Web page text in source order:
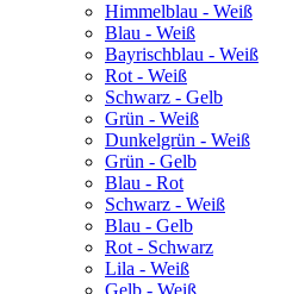
Himmelblau - Weiß
Blau - Weiß
Bayrischblau - Weiß
Rot - Weiß
Schwarz - Gelb
Grün - Weiß
Dunkelgrün - Weiß
Grün - Gelb
Blau - Rot
Schwarz - Weiß
Blau - Gelb
Rot - Schwarz
Lila - Weiß
Gelb - Weiß